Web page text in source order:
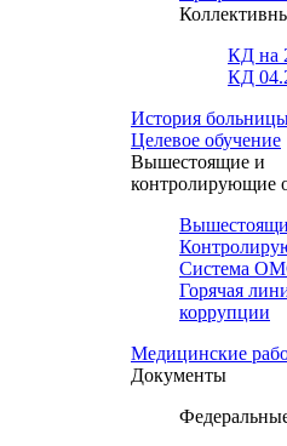
КД на
КД
История
Целевое обучение
Вышестоящие и
контролирующие
Система
Горячая
коррупции
Медицинские
Документы